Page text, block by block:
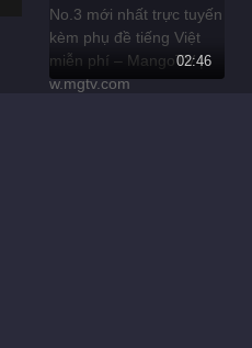
02:46